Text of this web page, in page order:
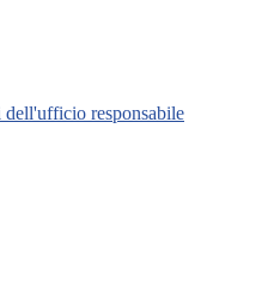
dell'ufficio responsabile